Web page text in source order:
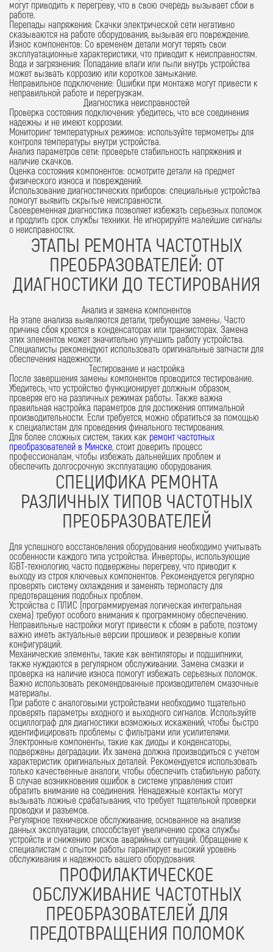
могут приводить к перегреву, что в свою очередь вызывает сбои в
работе.
Перепады напряжения: Скачки электрической сети негативно
сказываются на работе оборудования, вызывая его повреждение.
Износ компонентов: Со временем детали могут терять свои
эксплуатационные характеристики, что приводит к неисправностям.
Вода и загрязнения: Попадание влаги или пыли внутрь устройства
может вызвать коррозию или короткое замыкание.
Неправильное подключение: Ошибки при монтаже могут привести к
неправильной работе и перегрузкам.
Диагностика неисправностей
Проверка состояния подключения: убедитесь, что все соединения
надежны и не имеют коррозии.
Мониторинг температурных режимов: используйте термометры для
контроля температуры внутри устройства.
Анализ параметров сети: проверьте стабильность напряжения и
наличие скачков.
Оценка состояния компонентов: осмотрите детали на предмет
физического износа и повреждений.
Использование диагностических приборов: специальные устройства
помогут выявить скрытые неисправности.
Своевременная диагностика позволяет избежать серьезных поломок
и продлить срок службы техники. Не игнорируйте малейшие сигналы
о неисправностях.
ЭТАПЫ РЕМОНТА ЧАСТОТНЫХ
ПРЕОБРАЗОВАТЕЛЕЙ: ОТ
ДИАГНОСТИКИ ДО ТЕСТИРОВАНИЯ
Анализ и замена компонентов
На этапе анализа выявляются детали, требующие замены. Часто
причина сбоя кроется в конденсаторах или транзисторах. Замена
этих элементов может значительно улучшить работу устройства.
Специалисты рекомендуют использовать оригинальные запчасти для
обеспечения надежности.
Тестирование и настройка
После завершения замены компонентов проводится тестирование.
Убедитесь, что устройство функционирует должным образом,
проверяя его на различных режимах работы. Также важна
правильная настройка параметров для достижения оптимальной
производительности. Если требуется, можно обратиться за помощью
к специалистам для проведения финального тестирования.
Для более сложных систем, таких как ремонт частотных
преобразователей в Минске, стоит доверить процесс
профессионалам, чтобы избежать дальнейших проблем и
обеспечить долгосрочную эксплуатацию оборудования.
СПЕЦИФИКА РЕМОНТА
РАЗЛИЧНЫХ ТИПОВ ЧАСТОТНЫХ
ПРЕОБРАЗОВАТЕЛЕЙ
Для успешного восстановления оборудования необходимо учитывать
особенности каждого типа устройства. Инверторы, использующие
IGBT-технологию, часто подвержены перегреву, что приводит к
выходу из строя ключевых компонентов. Рекомендуется регулярно
проверять систему охлаждения и заменять термопасту для
предотвращения подобных проблем.
Устройства с ПЛИС (программируемая логическая интегральная
схема) требуют особого внимания к программному обеспечению.
Неправильные настройки могут привести к сбоям в работе, поэтому
важно иметь актуальные версии прошивок и резервные копии
конфигураций.
Механические элементы, такие как вентиляторы и подшипники,
также нуждаются в регулярном обслуживании. Замена смазки и
проверка на наличие износа помогут избежать серьезных поломок.
Важно использовать рекомендованные производителем смазочные
материалы.
При работе с аналоговыми устройствами необходимо тщательно
проверять параметры входного и выходного сигналов. Используйте
осциллограф для диагностики возможных искажений, чтобы быстро
идентифицировать проблемы с фильтрами или усилителями.
Электронные компоненты, такие как диоды и конденсаторы,
подвержены деградации. Их замена должна производиться с учетом
характеристик оригинальных деталей. Рекомендуется использовать
только качественные аналоги, чтобы обеспечить стабильную работу.
В случае возникновения ошибок в системе управления стоит
обратить внимание на соединения. Ненадежные контакты могут
вызывать ложные срабатывания, что требует тщательной проверки
проводки и разъемов.
Регулярное техническое обслуживание, основанное на анализе
данных эксплуатации, способствует увеличению срока службы
устройств и снижению рисков аварийных ситуаций. Обращение к
специалистам с опытом работы гарантирует высокий уровень
обслуживания и надежность вашего оборудования.
ПРОФИЛАКТИЧЕСКОЕ
ОБСЛУЖИВАНИЕ ЧАСТОТНЫХ
ПРЕОБРАЗОВАТЕЛЕЙ ДЛЯ
ПРЕДОТВРАЩЕНИЯ ПОЛОМОК